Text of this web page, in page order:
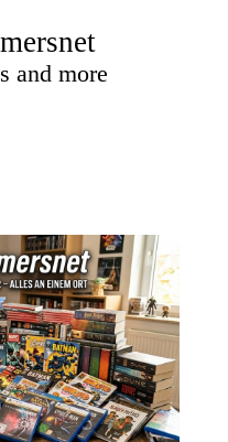
and more